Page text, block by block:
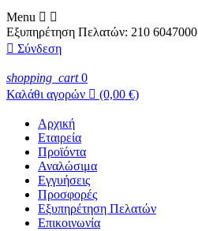
Menu  
Εξυπηρέτηση Πελατών: 210 6047000
 Σύνδεση
shopping_cart 0
Καλάθι αγορών  (0,00 €)
Αρχική
Εταιρεία
Προϊόντα
Αναλώσιμα
Εγγυήσεις
Προσφορές
Εξυπηρέτηση Πελατών
Επικοινωνία